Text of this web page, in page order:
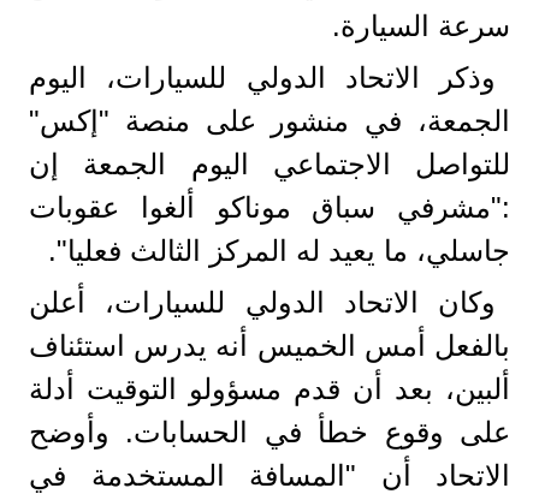
سرعة السيارة.
وذكر الاتحاد الدولي للسيارات، اليوم
الجمعة، في منشور على منصة "إكس"
للتواصل الاجتماعي اليوم الجمعة إن
:"مشرفي سباق موناكو ألغوا عقوبات
جاسلي، ما يعيد له المركز الثالث فعليا".
وكان الاتحاد الدولي للسيارات، أعلن
بالفعل أمس الخميس أنه يدرس استئناف
ألبين، بعد أن قدم مسؤولو التوقيت أدلة
على وقوع خطأ في الحسابات. وأوضح
الاتحاد أن "المسافة المستخدمة في